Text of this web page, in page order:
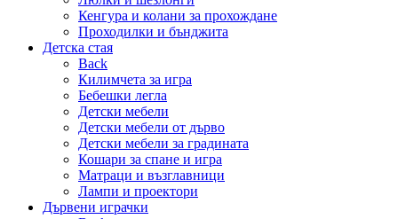
Кенгура и колани за прохождане
Проходилки и бънджита
Детска стая
Back
Килимчета за игра
Бебешки легла
Детски мебели
Детски мебели от дърво
Детски мебели за градината
Кошари за спане и игра
Матраци и възглавници
Лампи и проектори
Дървени играчки